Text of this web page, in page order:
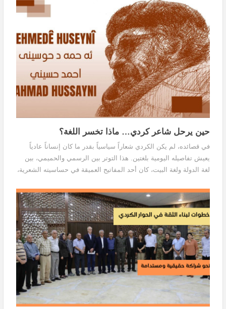
حين يرحل شاعر كردي… ماذا تخسر اللغة؟
في قصائده، لم يكن الكردي شعاراً سياسياً بقدر ما كان إنساناً عادياً
يعيش تفاصيله اليومية بلغتين. هذا التوتر بين الرسمي والحميمي، بين
لغة الدولة ولغة البيت، كان أحد المفاتيح العميقة في حساسيته الشعرية،
المأساة الكبيرة لا تحتاج دائماً إلى كلمات كبيرة، بل إلى إصغاء عميق لما
يتكسر في الداخل، فهو كتب عن الأمكنة كما لو أنها كائنات حيّة: المدن
التي تتبدّل وجوهها مع الزمن، البيوت التي تُترك فجأة، والأسماء التي
تضطر إلى السفر أكثر من أصحابها.